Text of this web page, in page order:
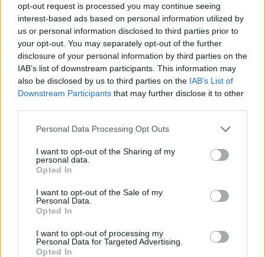
opt-out request is processed you may continue seeing
interest-based ads based on personal information utilized by
us or personal information disclosed to third parties prior to
your opt-out. You may separately opt-out of the further
disclosure of your personal information by third parties on the
IAB’s list of downstream participants. This information may
also be disclosed by us to third parties on the IAB’s List of
Downstream Participants that may further disclose it to other
Personal Data Processing Opt Outs
I want to opt-out of the Sharing of my
personal data.
Opted In
I want to opt-out of the Sale of my
Personal Data.
Opted In
I want to opt-out of processing my
Personal Data for Targeted Advertising.
Opted In
της λέγοντάς της:«Σ' αγαπώ. Σ' αγαπώ. Σ'
αγαπώ. Το λέω τρεις φορές ελπίζοντας πως
μαγικά θα μπει μέσα σου και θα είναι το μόνο
πράγμα που θα πάρεις μαζί σου όταν φύγεις
από αυτό τον κόσμο. Πολλά πράγματα δεν θα
καταλάβεις απόψε όμως να ξέρεις πως είσαι
Δεν έχεις κάνει κανένα λάθος. Ξέρω πως
Είσαι υπέροχη μητέρα».
Διαβάστε ακόμη:
νικητές